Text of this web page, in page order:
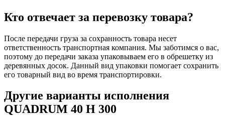
Кто отвечает за перевозку товара?
После передачи груза за сохранность товара несет
ответственность транспортная компания. Мы заботимся о вас,
поэтому до передачи заказа упаковываем его в обрешетку из
деревянных досок. Данный вид упаковки помогает сохранить
его товарный вид во время транспортировки.
Другие варианты исполнения
QUADRUM 40 H 300